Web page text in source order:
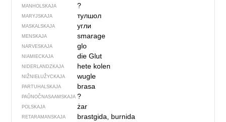
MANHOLSKAJA ?
MARYJSKAJA тулшол
MASKALSKAJA угли
MENSKAJA smarage
NARVESKAJA glo
NIAMIECKAJA die Glut
NIDERLANDZKAJA hete kolen
NIŽNIEŁUŽYCKAJA wugle
PARTUHALSKAJA brasa
PAŬNOČ­NA­SA­AM­SKAJA?
POLSKAJA żar
RETARAMANSKAJA brastgida, burnida